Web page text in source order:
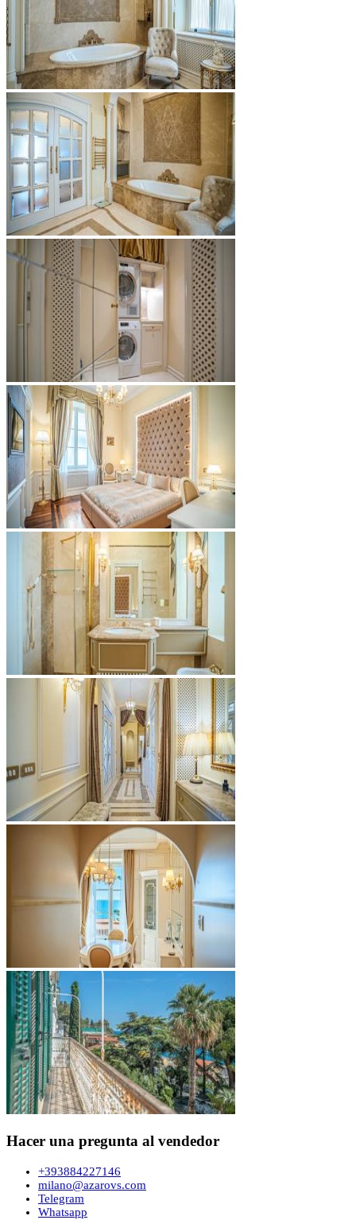
Hacer una pregunta al vendedor
+393884227146
milano@azarovs.com
Telegram
Whatsapp